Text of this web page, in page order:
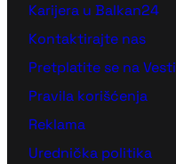
Karijera u Balkan24
Kontaktirajte nas
Pretplatite se na Vesti
Pravila korišćenja
Reklama
Urednička politika